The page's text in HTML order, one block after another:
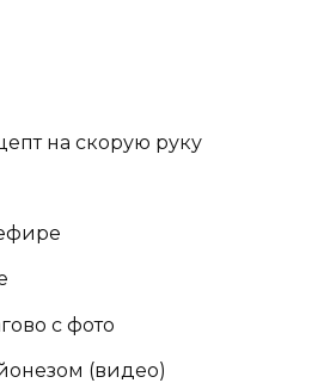
на скорую руку
с фото
(видео)